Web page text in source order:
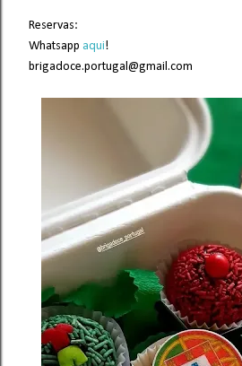
Reservas:
Whatsapp aqui!
brigadoce.portugal@gmail.com